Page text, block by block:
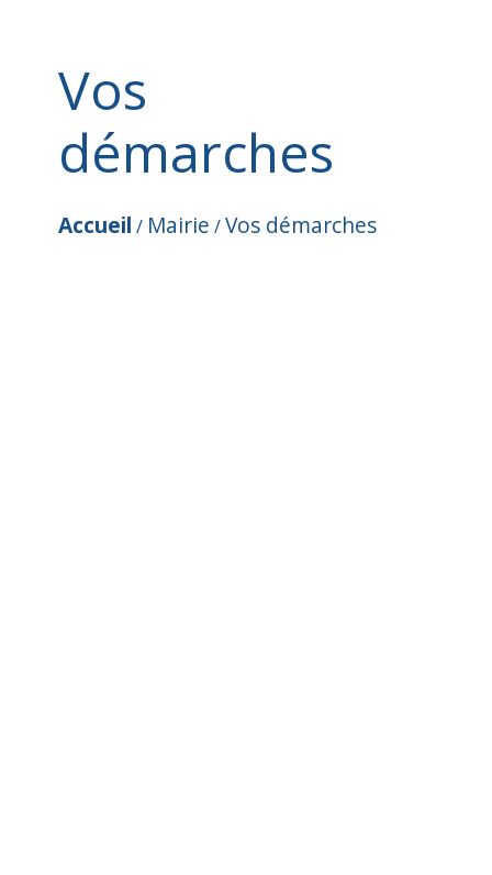
Vos
démarches
Accueil / Mairie /Vos démarches